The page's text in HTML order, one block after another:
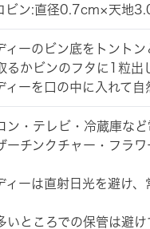
ビン:直径0.7cm×天地
ーのビン底をトントン
かビンのフタに1粒出
ーを口の中に入れて自
・テレビ・冷蔵庫など
ーチンクチャー・フラ
ーは直射日光を避け、
いところでの保管は避け